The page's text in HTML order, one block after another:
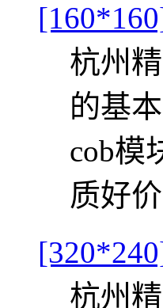
杭州
的基
cob模
质好
杭州